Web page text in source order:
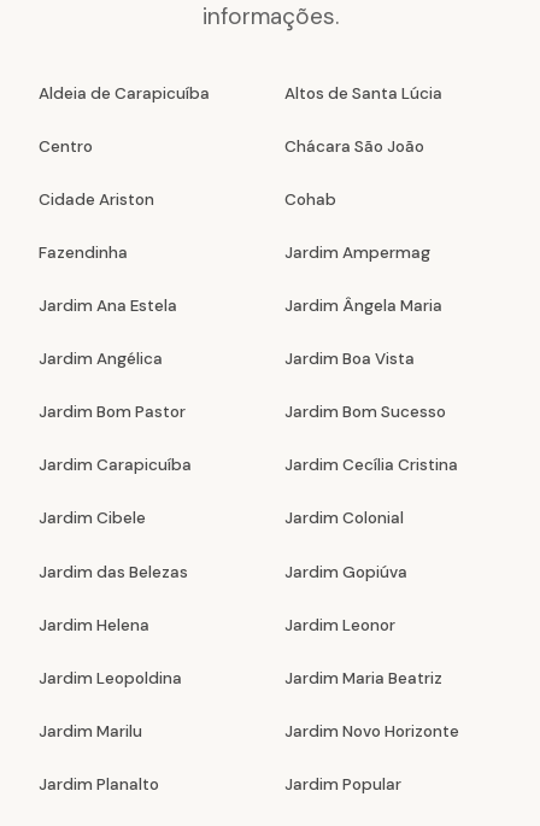
informações.
Aldeia de Carapicuíba Altos de Santa Lúcia
Centro Chácara São João
Cidade Ariston Cohab
Fazendinha Jardim Ampermag
Jardim Ana Estela Jardim Ângela Maria
Jardim Angélica Jardim Boa Vista
Jardim Bom Pastor Jardim Bom Sucesso
Jardim Carapicuíba Jardim Cecília Cristina
Jardim Cibele Jardim Colonial
Jardim das Belezas Jardim Gopiúva
Jardim Helena Jardim Leonor
Jardim Leopoldina Jardim Maria Beatriz
Jardim Marilu Jardim Novo Horizonte
Jardim Planalto Jardim Popular